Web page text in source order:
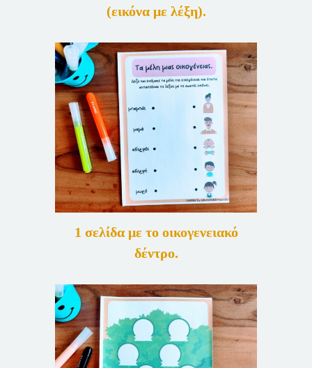
(εικόνα με λέξη).
1 σελίδα με το οικογενειακό
δέντρο.